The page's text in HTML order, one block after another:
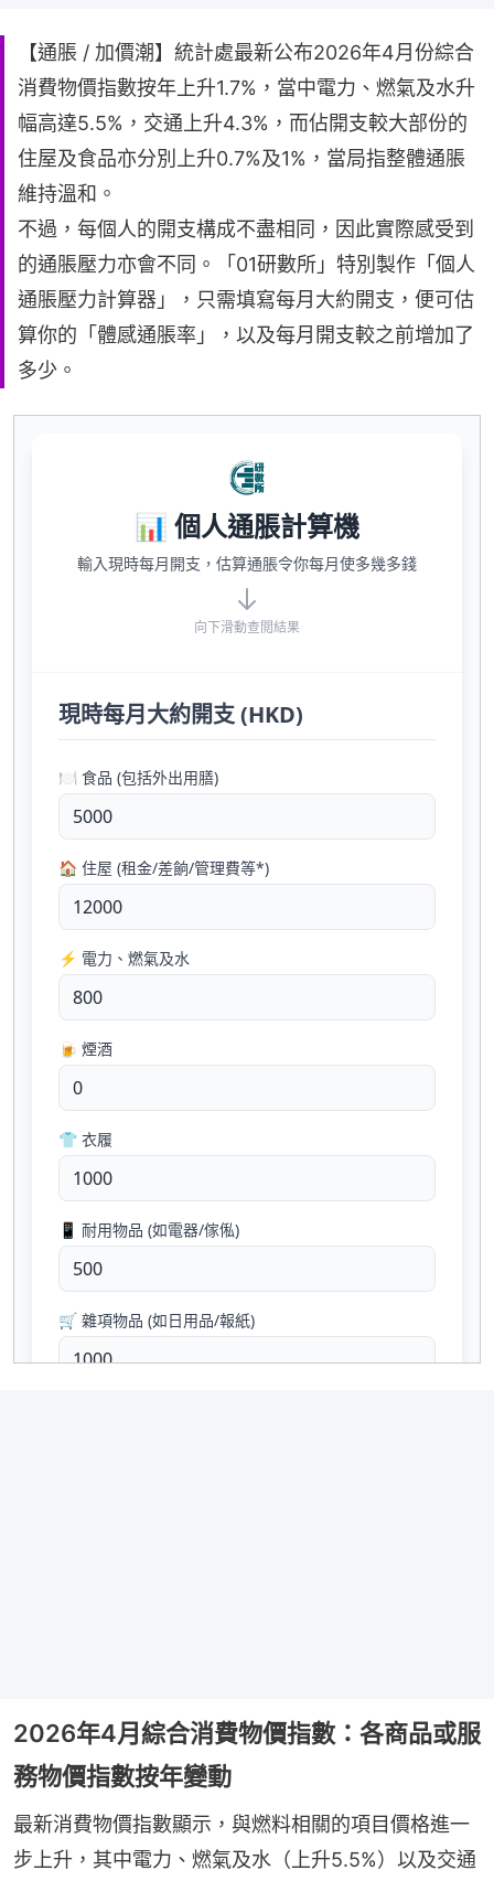
【通脹 / 加價潮】統計處最新公布2026年4月份綜合
消費物價指數按年上升1.7%，當中電力、燃氣及水升
幅高達5.5%，交通上升4.3%，而佔開支較大部份的
住屋及食品亦分別上升0.7%及1%，當局指整體通脹
維持溫和。
不過，每個人的開支構成不盡相同，因此實際感受到
的通脹壓力亦會不同。「01研數所」特別製作「個人
通脹壓力計算器」，只需填寫每月大約開支，便可估
算你的「體感通脹率」，以及每月開支較之前增加了
多少。
2026年4月綜合消費物價指數：各商品或服
務物價指數按年變動
最新消費物價指數顯示，與燃料相關的項目價格進一
步上升，其中電力、燃氣及水（上升5.5%）以及交通